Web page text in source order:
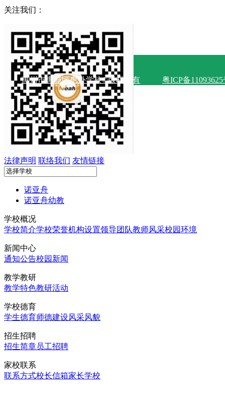
关注我们：
法律声明 联络我们 友情链接
诺亚舟
诺亚舟幼教
学校概况
学校简介学校荣誉机构设置领导团队教师风采校园环境
新闻中心
通知公告校园新闻
教学教研
教学特色教研活动
学校德育
学生德育师德建设风采风貌
招生招聘
招生简章员工招聘
家校联系
联系方式校长信箱家长学校
惠州市惠城区惠外学校©版权所有 粤ICP备11093625